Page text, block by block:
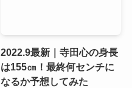
2022.9最新｜寺田心の身長
は155㎝！最終何センチに
なるか予想してみた